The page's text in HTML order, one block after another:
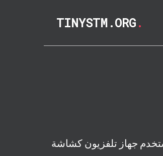
TINYSTM.ORG.
جهاز تلفزيون كشاشة